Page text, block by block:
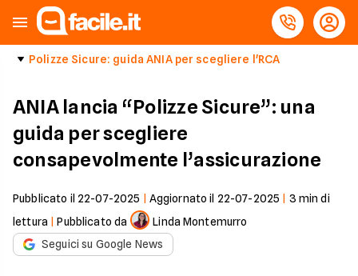
Polizze Sicure: guida ANIA per scegliere l'RCA
ANIA lancia “Polizze Sicure”: una
guida per scegliere
consapevolmente l’assicurazione
Pubblicato il 22-07-2025 Aggiornato il 22-07-2025 3 min di
lettura |Pubblicato da
Linda Montemurro
Seguici su Google News